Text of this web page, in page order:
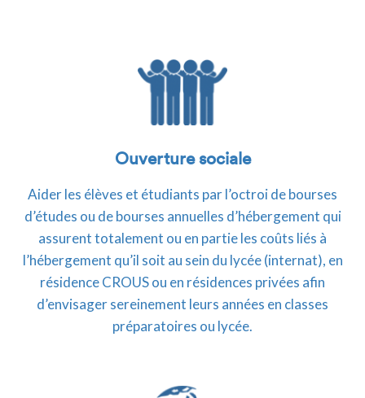
Ouverture sociale
Aider les élèves et étudiants par l’octroi de bourses
d’études ou de bourses annuelles d’hébergement qui
assurent totalement ou en partie les coûts liés à
l’hébergement qu’il soit au sein du lycée (internat), en
résidence CROUS ou en résidences privées afin
d’envisager sereinement leurs années en classes
préparatoires ou lycée.